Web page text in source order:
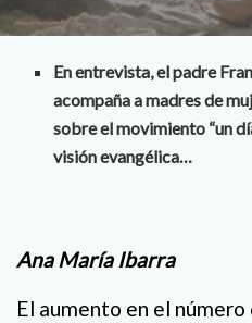
En entrevista, el padre
acompaña a madres de
sobre el movimiento “un
visión evangélica…
Ana María Ibarra
El aumento en el